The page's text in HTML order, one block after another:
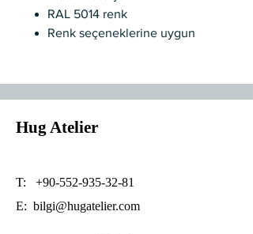
RAL 5014 renk
Renk seçeneklerine uygun
Hug Atelier
T: +90-552-935-32-81
E: bilgi@hugatelier.com